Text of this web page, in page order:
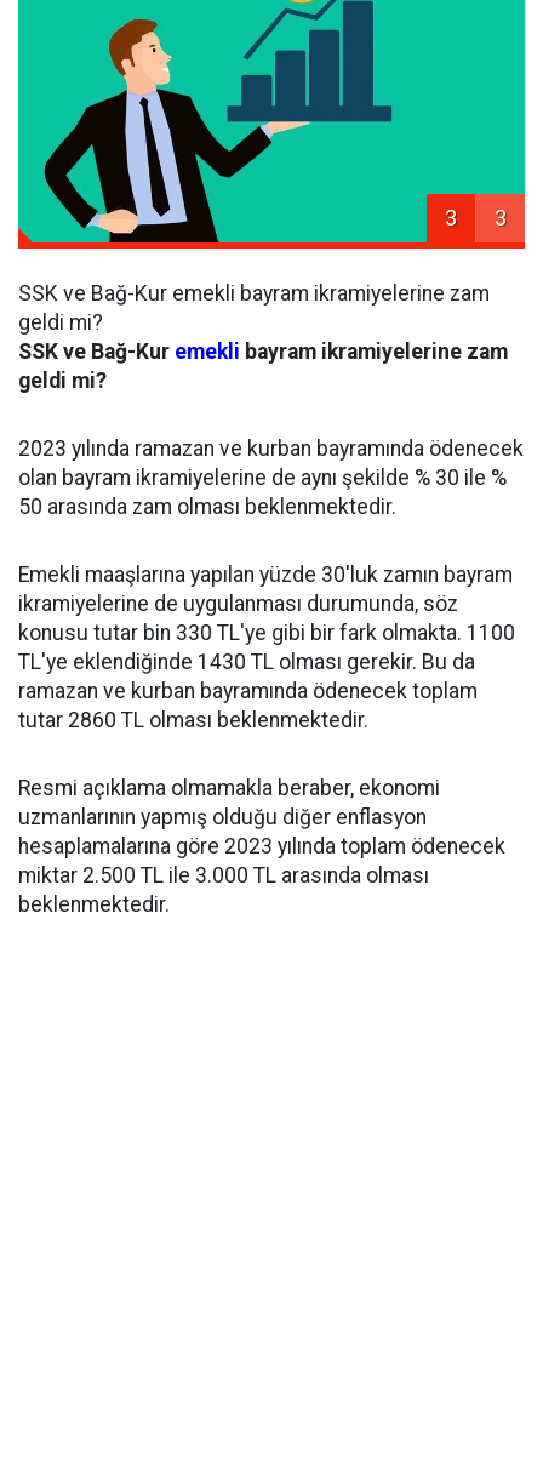
3 3
SSK ve Bağ-Kur emekli bayram ikramiyelerine zam
geldi mi?
SSK ve Bağ-Kur emekli bayram ikramiyelerine zam
geldi mi?
2023 yılında ramazan ve kurban bayramında ödenecek
olan bayram ikramiyelerine de aynı şekilde % 30 ile %
50 arasında zam olması beklenmektedir.
Emekli maaşlarına yapılan yüzde 30'luk zamın bayram
ikramiyelerine de uygulanması durumunda, söz
konusu tutar bin 330 TL'ye gibi bir fark olmakta. 1100
TL'ye eklendiğinde 1430 TL olması gerekir. Bu da
ramazan ve kurban bayramında ödenecek toplam
tutar 2860 TL olması beklenmektedir.
Resmi açıklama olmamakla beraber, ekonomi
uzmanlarının yapmış olduğu diğer enflasyon
hesaplamalarına göre 2023 yılında toplam ödenecek
miktar 2.500 TL ile 3.000 TL arasında olması
beklenmektedir.